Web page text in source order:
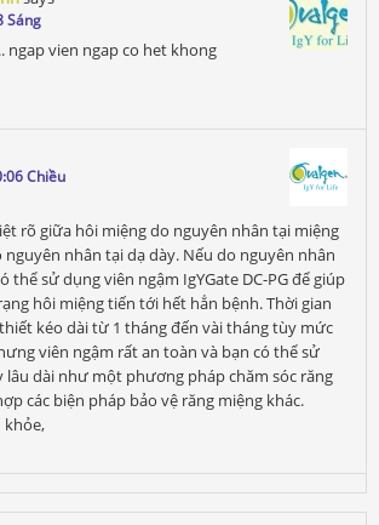
Sáng
ngap vien ngap co het khong
Chiều
rõ giữa hôi miệng do nguyên nhân tại miệng
nguyên nhân tại dạ dày. Nếu do nguyên nhân
thể sử dụng viên ngậm IgYGate DC-PG để giúp
hôi miệng tiến tới hết hẳn bệnh. Thời gian
kéo dài từ 1 tháng đến vài tháng tùy mức
viên ngậm rất an toàn và bạn có thể sử
lâu dài như một phương pháp chăm sóc răng
các biện pháp bảo vệ răng miệng khác.
khỏe,